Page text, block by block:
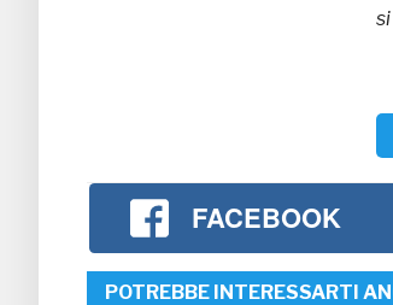
FACEBOOK
POTREBBE INTERESSARTI